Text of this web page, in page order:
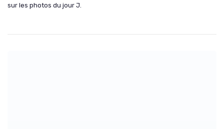
sur les photos du jour J.